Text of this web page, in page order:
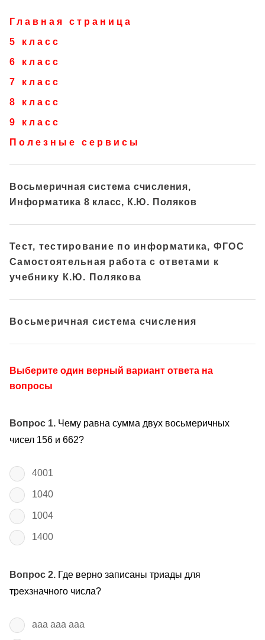
Главная страница
5 класс
6 класс
7 класс
8 класс
9 класс
Полезные сервисы
Восьмеричная система счисления,
Информатика 8 класс, К.Ю. Поляков
Тест, тестирование по информатика, ФГОС
Самостоятельная работа с ответами к
учебнику К.Ю. Полякова
Восьмеричная система счисления
Выберите один верный вариант ответа на
вопросы
Вопрос 1. Чему равна сумма двух восьмеричных
чисел 156 и 662?
4001
1040
1004
1400
Вопрос 2. Где верно записаны триады для
трехзначного числа?
aaa aaa aaa